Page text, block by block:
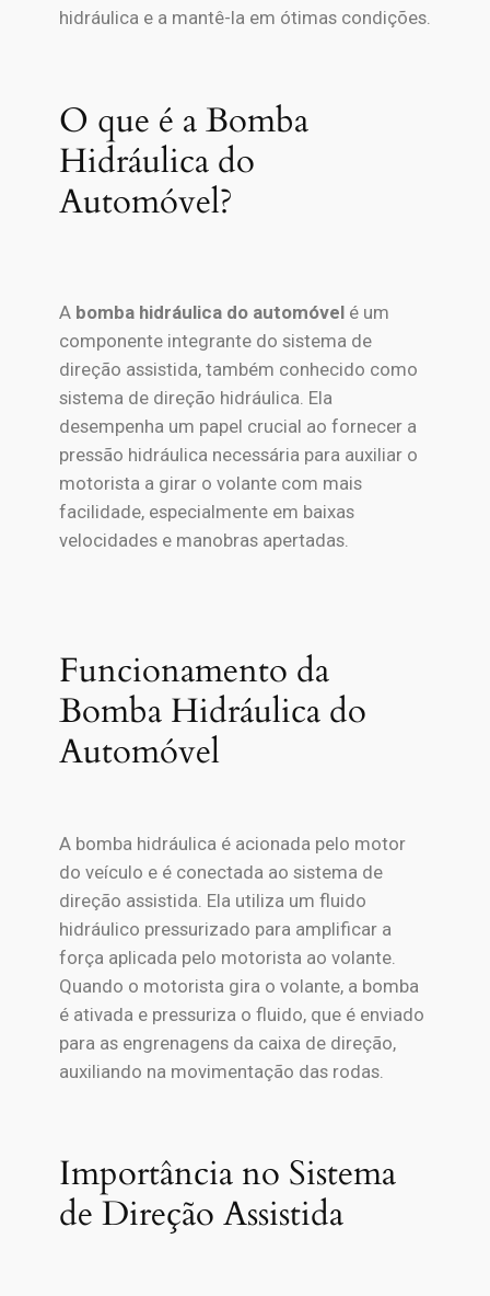
hidráulica e a mantê-la em ótimas condições.
O que é a Bomba
Hidráulica do
Automóvel?
A bomba hidráulica do automóvelé um
componente integrante do sistema de
direção assistida, também conhecido como
sistema de direção hidráulica. Ela
desempenha um papel crucial ao fornecer a
pressão hidráulica necessária para auxiliar o
motorista a girar o volante com mais
facilidade, especialmente em baixas
velocidades e manobras apertadas.
Funcionamento da
Bomba Hidráulica do
Automóvel
A bomba hidráulica é acionada pelo motor
do veículo e é conectada ao sistema de
direção assistida. Ela utiliza um fluido
hidráulico pressurizado para amplificar a
força aplicada pelo motorista ao volante.
Quando o motorista gira o volante, a bomba
é ativada e pressuriza o fluido, que é enviado
para as engrenagens da caixa de direção,
auxiliando na movimentação das rodas.
Importância no Sistema
de Direção Assistida